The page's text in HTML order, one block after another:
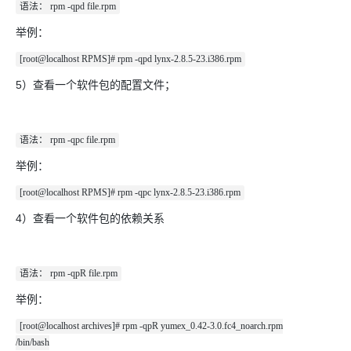
语法： rpm -qpd file.rpm
举例：
[root@localhost RPMS]# rpm -qpd lynx-2.8.5-23.i386.rpm
5）查看一个软件包的配置文件；
语法： rpm -qpc file.rpm
举例：
[root@localhost RPMS]# rpm -qpc lynx-2.8.5-23.i386.rpm
4）查看一个软件包的依赖关系
语法： rpm -qpR file.rpm
举例：
[root@localhost archives]# rpm -qpR yumex_0.42-3.0.fc4_noarch.rpm
/bin/bash